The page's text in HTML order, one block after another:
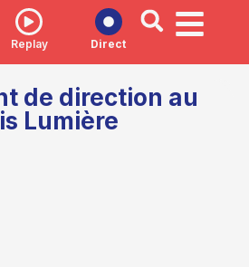
Replay Direct
de direction au
Lumière